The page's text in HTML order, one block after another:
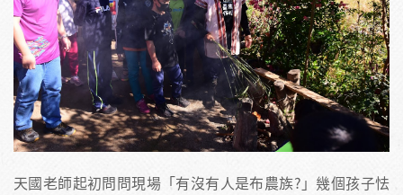
天國老師起初問問現場「有沒有人是布農族?」幾個孩子怯